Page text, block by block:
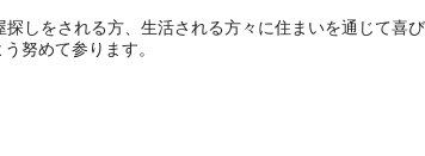
しをされる方、生活される方々に住まいを通じて喜
努めて参ります。